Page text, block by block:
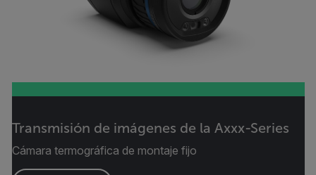
Transmisión de imágenes de la Axxx-Series
Cámara termográfica de montaje fijo